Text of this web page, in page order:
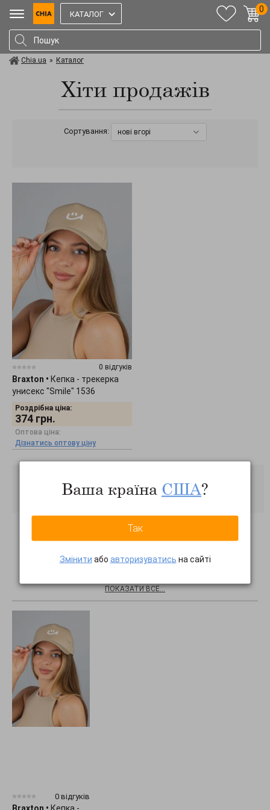
КАТАЛОГ
0
Chia.ua » Каталог
Хіти продажів
Сортування: нові вгорі
0 відгуків
Braxton • Кепка - трекерка
унисекс "Smile" 1536
Роздрібна ціна:
374 грн.
Оптова ціна:
Дізнатись оптову ціну
Хіти продажів
ПОКАЗАТИ ВСЕ...
0 відгуків
Ваша країна США?
Так
Змінити або авторизуватись на сайті